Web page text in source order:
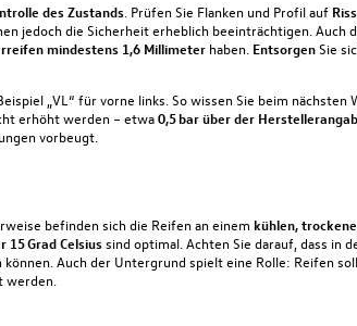
des Zustands. Prüfen Sie Flanken und Profil auf
jedoch die Sicherheit erheblich beeinträchtigen. Auch
mindestens 1,6 Millimeterhaben. EntsorgenSie
„VL“ für vorne links. So wissen Sie beim nächsten
erhöht werden – etwa0,5 bar über der
vorbeugt.
befinden sich die Reifen an einem kühlen,
15 Grad Celsius sind optimal. Achten Sie darauf, dass in
Auch der Untergrund spielt eine Rolle: Reifen
werden.